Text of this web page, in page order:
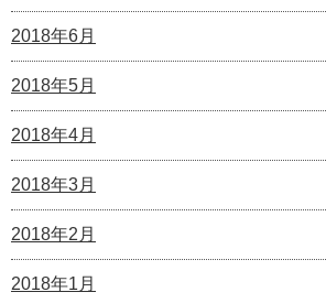
2018年6月
2018年5月
2018年4月
2018年3月
2018年2月
2018年1月